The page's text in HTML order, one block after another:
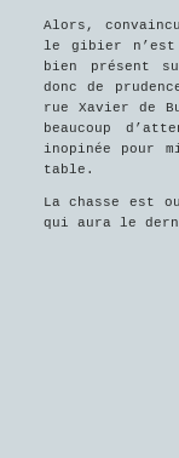
Alors,
le gibier n’est
bien présent
donc de
rue Xavier de
beaucoup
inopinée pour
table.
La chasse est
qui aura le